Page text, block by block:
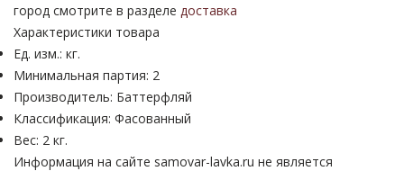
город смотрите в разделе доставка
Характеристики товара
Ед. изм.: кг.
Минимальная партия: 2
Производитель: Баттерфляй
Классификация: Фасованный
Вес: 2 кг.
Информация на сайте samovar-lavka.ru не является